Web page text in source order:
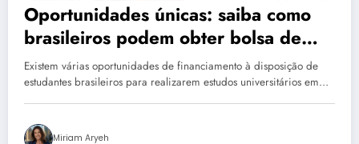
Oportunidades únicas: saiba como
brasileiros podem obter bolsa de
estudo para Portugal
Existem várias oportunidades de financiamento à disposição de
estudantes brasileiros para realizarem estudos universitários em…
Miriam Aryeh